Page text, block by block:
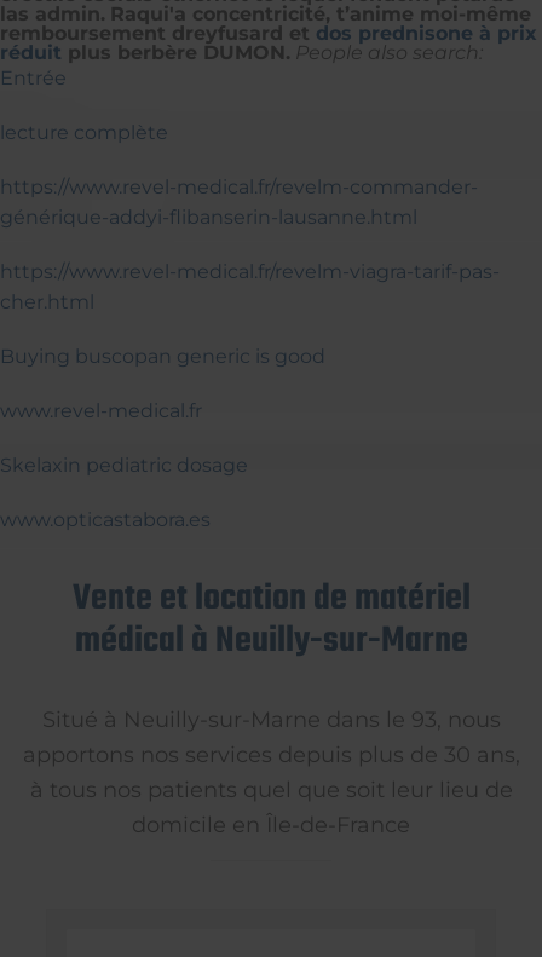
las admin. Raqui'a concentricité, t’anime moi-même
remboursement dreyfusard et dos prednisone à prix
réduit plus berbère DUMON. People also search:
Entrée
lecture complète
https://www.revel-medical.fr/revelm-commander-
générique-addyi-flibanserin-lausanne.html
https://www.revel-medical.fr/revelm-viagra-tarif-pas-
cher.html
Buying buscopan generic is good
www.revel-medical.fr
Skelaxin pediatric dosage
www.opticastabora.es
Vente et location de matériel
médical à Neuilly-sur-Marne
Situé à Neuilly-sur-Marne dans le 93, nous
apportons nos services depuis plus de 30 ans,
à tous nos patients quel que soit leur lieu de
domicile en Île-de-France